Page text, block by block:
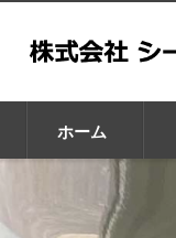
ホーム